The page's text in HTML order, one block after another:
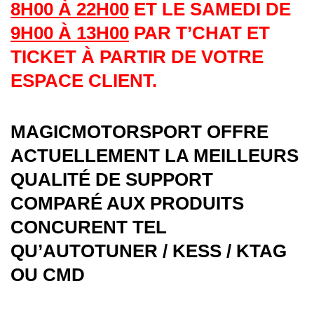
8H00 À 22H00 ET LE SAMEDI DE
9H00 À 13H00 PAR T’CHAT ET
TICKET À PARTIR DE VOTRE
ESPACE CLIENT.
MAGICMOTORSPORT OFFRE
ACTUELLEMENT LA MEILLEURS
QUALITÉ DE SUPPORT
COMPARÉ AUX PRODUITS
CONCURENT TEL
QU’AUTOTUNER / KESS / KTAG
OU CMD